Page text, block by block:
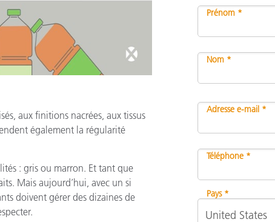
aux finitions nacrées, aux tissus
également la régularité
: gris ou marron. Et tant que
Mais aujourd’hui, avec un si
doivent gérer des dizaines de
Prénom *
Nom *
Adresse e-mail *
Téléphone *
Pays *